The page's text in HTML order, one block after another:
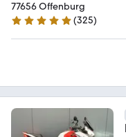
77656 Offenburg
4.8 Sterne
(325)